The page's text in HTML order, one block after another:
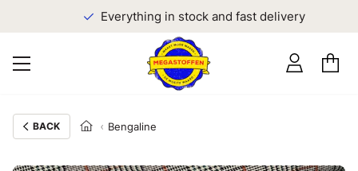
Everything in stock and fast delivery
BACK Bengaline